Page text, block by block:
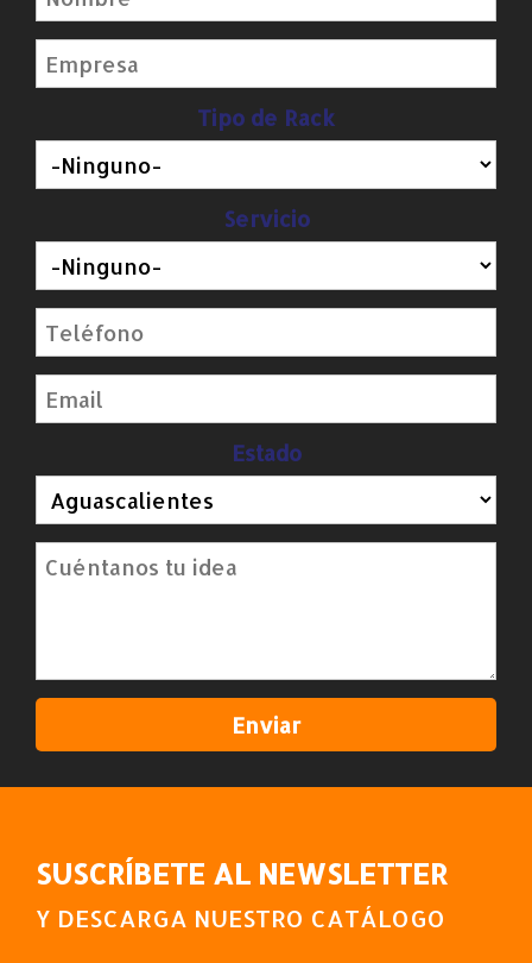
Tipo de Rack
Servicio
Estado
SUSCRÍBETE AL NEWSLETTER
Y DESCARGA NUESTRO CATÁLOGO